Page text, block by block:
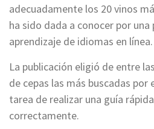
adecuadamente los 20 vinos
ha sido dada a conocer por
aprendizaje de idiomas en línea.
La publicación eligió de entre
de cepas las más buscadas por
tarea de realizar una guía
correctamente.